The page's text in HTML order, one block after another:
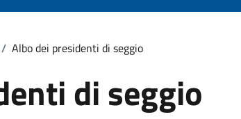
/ Albo dei presidenti di seggio
di seggio